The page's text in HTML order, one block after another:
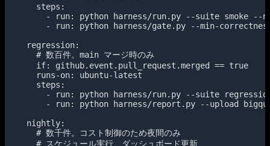
    steps:
- run: python harness/run.py --suite smoke --n
- run: python harness/gate.py --min-
  regression:
    # 数百件。main マージ時のみ
    if: github.event.pull_request.merged == true
    runs-on: ubuntu-latest
    steps:
- run: python harness/run.py --suite
- run: python harness/report.py --upload
  nightly:
    # 数千件。コスト制御のため夜間のみ